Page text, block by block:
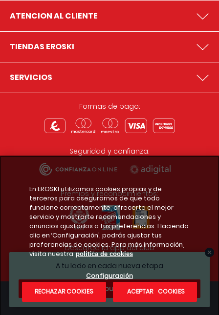
A tu lado en cada nueva etapa
¿Te apuntas?
ATENCION AL CLIENTE
TIENDAS EROSKI
SERVICIOS
Formas de pago:
Seguridad y confianza:
Premios y reconocimientos:
Descarga la app del club
Condiciones legales
En EROSKI utilizamos cookies propias y de
terceros para asegurarnos de que todo
funcione correctamente, ofrecerte el mejor
servicio y mostrarte recomendaciones y
anuncios ajustados a tus preferencias. Haciendo
clic en ‘Configuración’, podrás ajustar tus
preferencias de cookies. Para más información,
visita nuestra política de cookies
Configuración
RECHAZAR COOKIES
ACEPTAR COOKIES